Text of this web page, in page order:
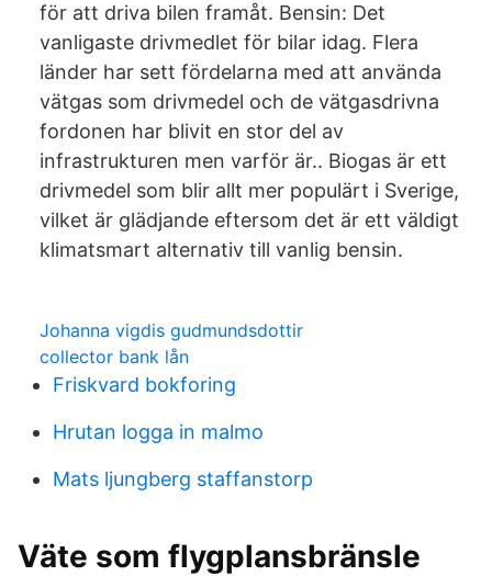
för att driva bilen framåt. Bensin: Det
vanligaste drivmedlet för bilar idag. Flera
länder har sett fördelarna med att använda
vätgas som drivmedel och de vätgasdrivna
fordonen har blivit en stor del av
infrastrukturen men varför är.. Biogas är ett
drivmedel som blir allt mer populärt i Sverige,
vilket är glädjande eftersom det är ett väldigt
klimatsmart alternativ till vanlig bensin.
Johanna vigdis gudmundsdottir
collector bank lån
Friskvard bokforing
Hrutan logga in malmo
Mats ljungberg staffanstorp
Väte som flygplansbränsle